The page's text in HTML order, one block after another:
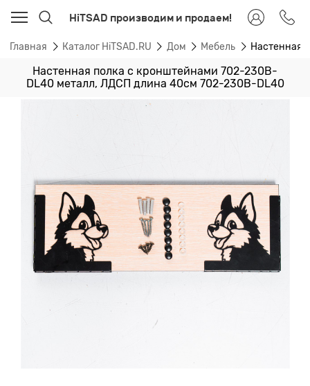
HiTSAD производим и продаем!
Главная Каталог HiTSAD.RU Дом Мебель Настенная
Настенная полка с кронштейнами 702-230B-
DL40 металл, ЛДСП длина 40см 702-230B-DL40